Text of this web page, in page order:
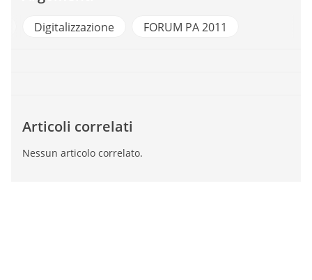
Digitalizzazione FORUM PA 2011
Articoli correlati
Nessun articolo correlato.